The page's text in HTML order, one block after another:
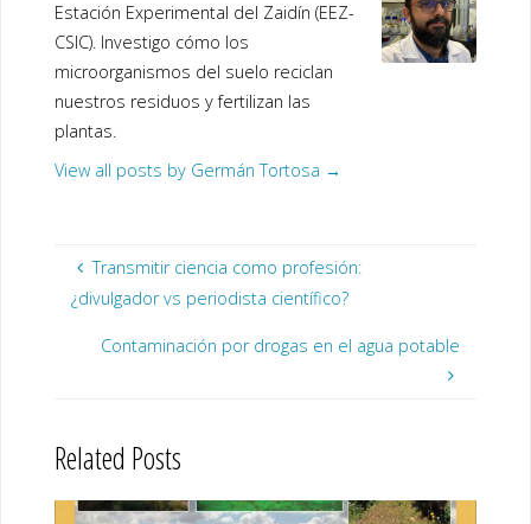
Estación Experimental del Zaidín (EEZ-
CSIC). Investigo cómo los
microorganismos del suelo reciclan
nuestros residuos y fertilizan las
plantas.
View all posts by Germán Tortosa →
Transmitir ciencia como profesión:
¿divulgador vs periodista científico?
Contaminación por drogas en el agua potable
Related Posts